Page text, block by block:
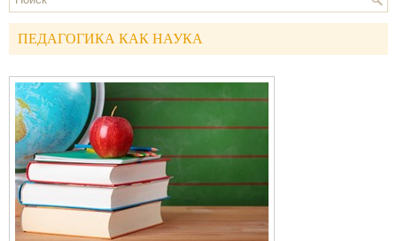
ПЕДАГОГИКА КАК НАУКА